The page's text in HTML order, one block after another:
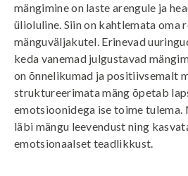
mängimine on laste arengule ja
ülioluline. Siin on kahtlemata oma
mänguväljakutel. Erinevad
keda vanemad julgustavad
on õnnelikumad ja positiivsemalt
struktureerimata mäng õpetab
emotsioonidega ise toime tulema.
läbi mängu leevendust ning
emotsionaalset teadlikkust.